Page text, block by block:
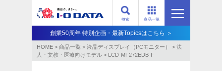
商品一覧
検索
創業50周年 特別企画・最新Topicsはこちら ＞
HOME > 商品一覧 > 液晶ディスプレイ（PCモニター） > 法
人・文教・医療向けモデル > LCD-MF272EDB-F